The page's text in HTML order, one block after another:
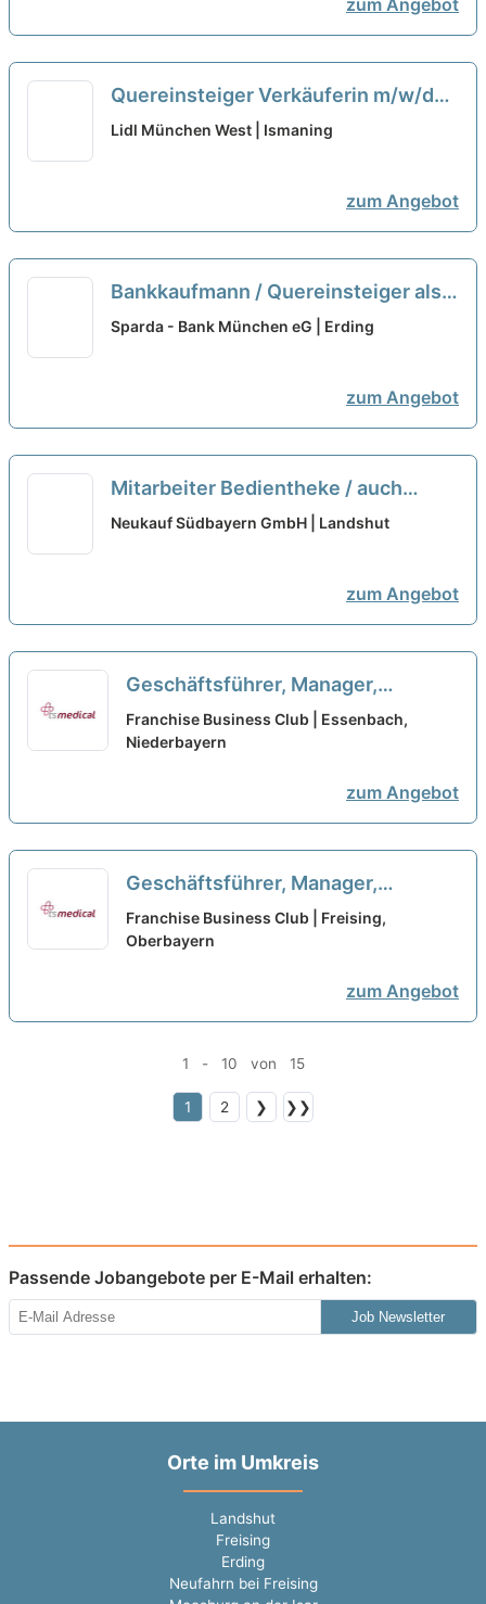
zum Angebot
Quereinsteiger Verkäuferin m/w/d
Vertrieb Teilzeit neu
Lidl München West | Ismaning
zum Angebot
Bankkaufmann / Quereinsteiger als
Serviceberater (m/w/d) Filiale
Sparda - Bank München eG | Erding
zum Angebot
Mitarbeiter Bedientheke / auch
Quereinsteiger (m/w/d) neu
Neukauf Südbayern GmbH | Landshut
zum Angebot
Geschäftsführer, Manager,
Quereinsteiger, Macher als
Franchisepartner in Essen
Franchise Business Club | Essenbach,
Niederbayern
zum Angebot
Geschäftsführer, Manager,
Quereinsteiger, Macher als
Franchisepartner in Freising
Franchise Business Club | Freising,
Oberbayern
zum Angebot
1 - 10 von 15
1 2 ❯ ❯❯
Passende Jobangebote per E-Mail erhalten:
Job Newsletter
Orte im Umkreis
Landshut
Freising
Erding
Neufahrn bei Freising